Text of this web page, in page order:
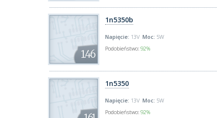
1.46
1n5350b
Napięcie: 13V Moc: 5W
Podobieństwo: 92%
1n5350
Napięcie: 13V Moc: 5W
Podobieństwo: 92%